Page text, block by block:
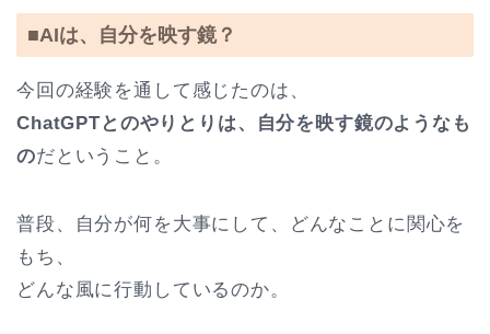
■AIは、自分を映す鏡？
今回の経験を通して感じたのは、
ChatGPTとのやりとりは、自分を映す鏡のようなも
のだということ。
普段、自分が何を大事にして、どんなことに関心を
もち、
どんな風に行動しているのか。